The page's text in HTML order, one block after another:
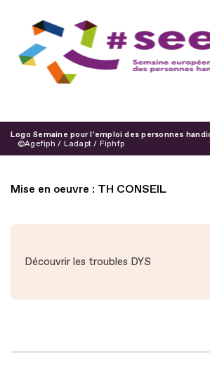
Logo Semaine pour l'emploi des personnes
Agefiph / Ladapt / Fiphfp
Mise en oeuvre : TH CONSEIL
Découvrir les troubles DYS